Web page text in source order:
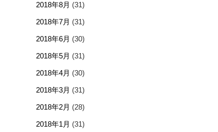
2018年8月 (31)
2018年7月 (31)
2018年6月 (30)
2018年5月 (31)
2018年4月 (30)
2018年3月 (31)
2018年2月 (28)
2018年1月 (31)